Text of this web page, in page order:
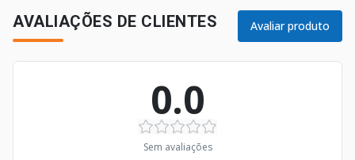
AVALIAÇÕES DE CLIENTES Avaliar produto
0.0
Sem avaliações